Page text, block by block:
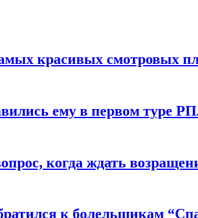
красивых смотровых
ему в первом туре
когда ждать
к болельщикам